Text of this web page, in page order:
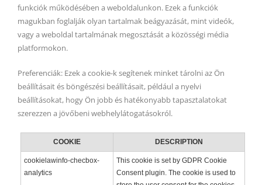
funkciók működésében a weboldalunkon. Ezek a funkciók
magukban foglalják olyan tartalmak beágyazását, mint videók,
vagy a weboldal tartalmának megosztását a közösségi média
platformokon.
Preferenciák: Ezek a cookie-k segítenek minket tárolni az Ön
beállításait és böngészési beállításait, például a nyelvi
beállításokat, hogy Ön jobb és hatékonyabb tapasztalatokat
szerezzen a jövőbeni webhelylátogatásokról.
COOKIE DESCRIPTION
cookielawinfo-checbox-
analytics
This cookie is set by GDPR Cookie
Consent plugin. The cookie is used to